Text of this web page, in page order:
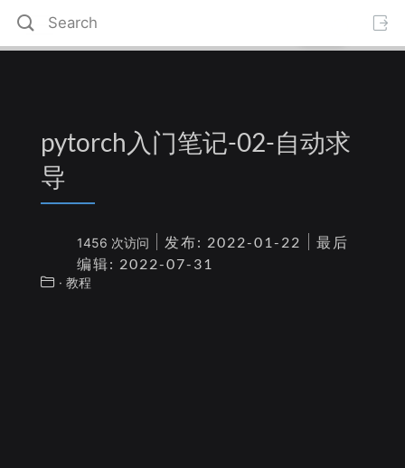
pytorch入门笔记-02-自动求
导
1456 次访问 发布: 2022-01-22
最后
编辑: 2022-07-31
· 教程